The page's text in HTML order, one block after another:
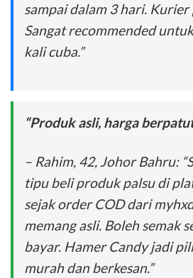
sampai dalam 3 hari.
Sangat recommended
kali cuba.”
“Produk asli, harga
– Rahim, 42, Johor Bahru:
tipu beli produk palsu di
sejak order COD dari
memang asli. Boleh semak
bayar. Hamer Candy jadi
murah dan berkesan.”